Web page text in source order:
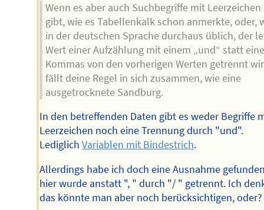
Wenn es aber auch Suchbegriffe mit Leerzeichen
gibt, wie es Tabellenkalk schon anmerkte, oder,
in der deutschen Sprache durchaus üblich, der
Wert einer Aufzählung mit einem „und“ statt
Kommas von den vorherigen Werten getrennt
fällt deine Regel in sich zusammen, wie eine
ausgetrocknete Sandburg.
In den betreffenden Daten gibt es weder Begriffe
Leerzeichen noch eine Trennung durch "und".
LediglichVariablen mit Bindestrich.
Allerdings habe ich doch eine Ausnahme
hier wurde anstatt ", " durch "/ " getrennt. Ich
das könnte man aber noch berücksichtigen, oder?